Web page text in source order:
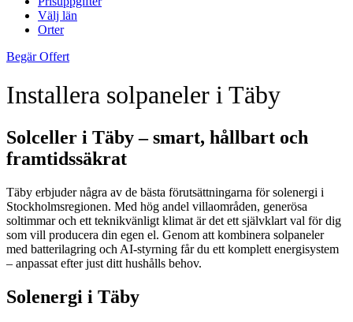
Välj län
Orter
Begär Offert
Installera solpaneler i Täby
Solceller i Täby – smart, hållbart och
framtidssäkrat
Täby erbjuder några av de bästa förutsättningarna för solenergi i
Stockholmsregionen. Med hög andel villaområden, generösa
soltimmar och ett teknikvänligt klimat är det ett självklart val för dig
som vill producera din egen el. Genom att kombinera solpaneler
med batterilagring och AI-styrning får du ett komplett energisystem
– anpassat efter just ditt hushålls behov.
Solenergi i Täby